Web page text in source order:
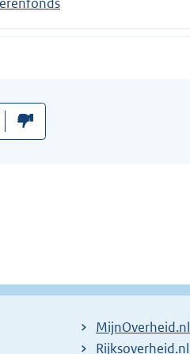
MijnOverheid.nl
E
Rijksoverheid.nl